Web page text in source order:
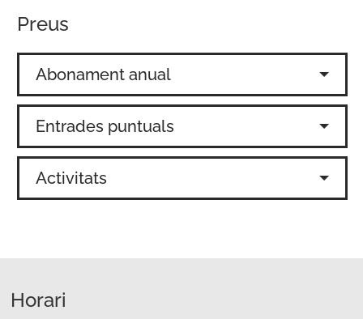
Preus
Abonament anual
Entrades puntuals
Activitats
Horari